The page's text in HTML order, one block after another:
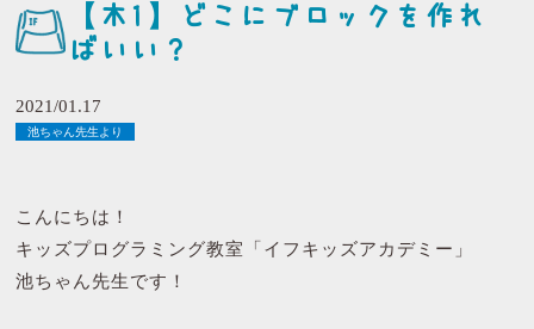
【木1】どこにブロックを作れ
ばいい？
2021/01.17
池ちゃん先生より
こんにちは！
キッズプログラミング教室「イフキッズアカデミー」
池ちゃん先生です！